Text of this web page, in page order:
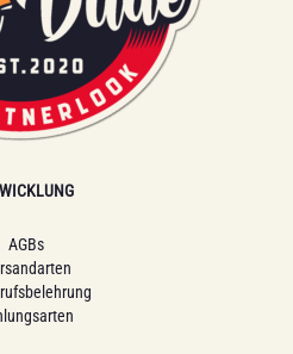
AGBs